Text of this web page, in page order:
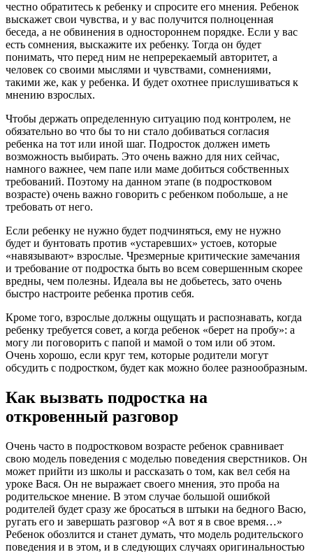
честно обратитесь к ребенку и спросите его мнения. Ребенок
выскажет свои чувства, и у вас получится полноценная
беседа, а не обвинения в одностороннем порядке. Если у вас
есть сомнения, выскажите их ребенку. Тогда он будет
понимать, что перед ним не непререкаемый авторитет, а
человек со своими мыслями и чувствами, сомнениями,
такими же, как у ребенка. И будет охотнее прислушиваться к
мнению взрослых.
Чтобы держать определенную ситуацию под контролем, не
обязательно во что бы то ни стало добиваться согласия
ребенка на тот или иной шаг. Подросток должен иметь
возможность выбирать. Это очень важно для них сейчас,
намного важнее, чем папе или маме добиться собственных
требований. Поэтому на данном этапе (в подростковом
возрасте) очень важно говорить с ребенком побольше, а не
требовать от него.
Если ребенку не нужно будет подчиняться, ему не нужно
будет и бунтовать против «устаревших» устоев, которые
«навязывают» взрослые. Чрезмерные критические замечания
и требование от подростка быть во всем совершенным скорее
вредны, чем полезны. Идеала вы не добьетесь, зато очень
быстро настроите ребенка против себя.
Кроме того, взрослые должны ощущать и распознавать, когда
ребенку требуется совет, а когда ребенок «берет на пробу»: а
могу ли поговорить с папой и мамой о том или об этом.
Очень хорошо, если круг тем, которые родители могут
обсудить с подростком, будет как можно более разнообразным.
Как вызвать подростка на
откровенный разговор
Очень часто в подростковом возрасте ребенок сравнивает
свою модель поведения с моделью поведения сверстников. Он
может прийти из школы и рассказать о том, как вел себя на
уроке Вася. Он не выражает своего мнения, это проба на
родительское мнение. В этом случае большой ошибкой
родителей будет сразу же бросаться в штыки на бедного Васю,
ругать его и завершать разговор «А вот я в свое время…»
Ребенок обозлится и станет думать, что модель родительского
поведения и в этом, и в следующих случаях оригинальностью